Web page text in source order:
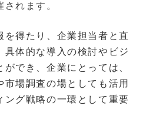
れます。
を得たり、企業担当者と直
具体的な導入の検討やビジ
でき、企業にとっては、
場調査の場としても活用
ング戦略の一環として重要